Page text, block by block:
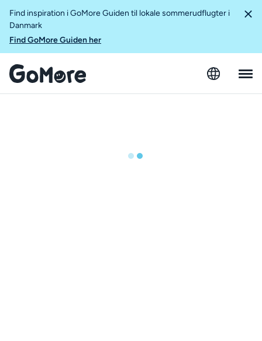
Find inspiration i GoMore Guiden til lokale sommerudflugter i
Danmark
Find GoMore Guiden her